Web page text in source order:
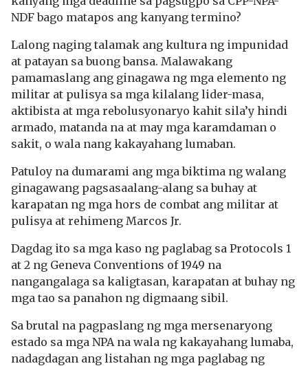
NDF bago matapos ang kanyang termino?
Lalong naging talamak ang kultura ng impunidad
at patayan sa buong bansa. Malawakang
pamamaslang ang ginagawa ng mga elemento ng
militar at pulisya sa mga kilalang lider-masa,
aktibista at mga rebolusyonaryo kahit sila’y hindi
armado, matanda na at may mga karamdaman o
sakit, o wala nang kakayahang lumaban.
Patuloy na dumarami ang mga biktima ng walang
ginagawang pagsasaalang-alang sa buhay at
karapatan ng mga hors de combat ang militar at
pulisya at rehimeng Marcos Jr.
Dagdag ito sa mga kaso ng paglabag sa Protocols 1
at 2 ng Geneva Conventions of 1949 na
nangangalaga sa kaligtasan, karapatan at buhay ng
mga tao sa panahon ng digmaang sibil.
Sa brutal na pagpaslang ng mga mersenaryong
estado sa mga NPA na wala ng kakayahang lumaba,
nadagdagan ang listahan ng mga paglabag ng